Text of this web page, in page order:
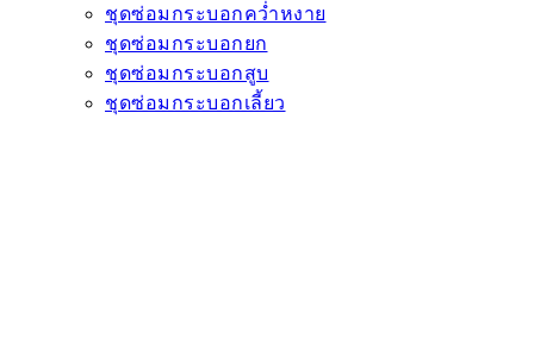
ชุดซ่อมกระบอกคว่ำหงาย
ชุดซ่อมกระบอกยก
ชุดซ่อมกระบอกสูบ
ชุดซ่อมกระบอกเลี้ยว